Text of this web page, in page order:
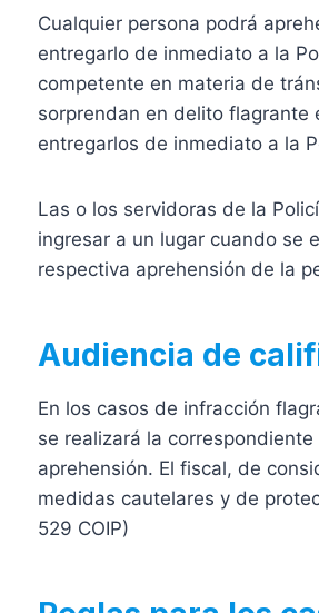
Cualquier persona podrá
entregarlo de inmediato a la
competente en materia de
sorprendan en delito flagrante
entregarlos de inmediato a la
Las o los servidoras de la
ingresar a un lugar cuando se
respectiva aprehensión de la
Audiencia de
En los casos de infracción
se realizará la
aprehensión. El fiscal, de
medidas cautelares y de
529 COIP)